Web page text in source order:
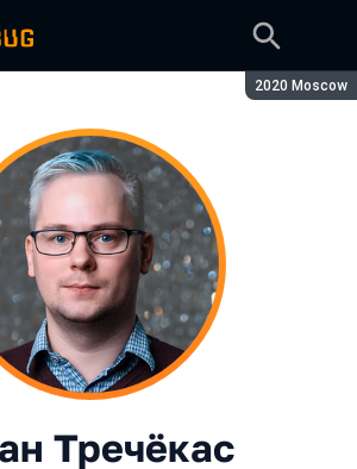
Сезон:
2020 Moscow
Тречёкас